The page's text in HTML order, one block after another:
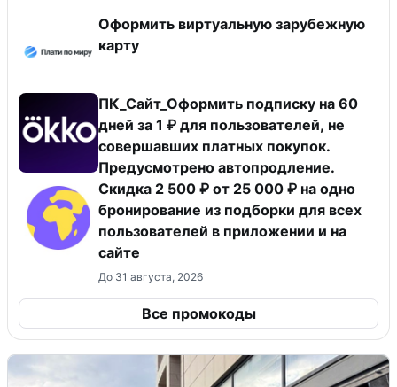
Оформить виртуальную зарубежную
карту
ПК_Сайт_Оформить подписку на 60
дней за 1 ₽ для пользователей, не
совершавших платных покупок.
Предусмотрено автопродление.
Скидка 2 500 ₽ от 25 000 ₽ на одно
бронирование из подборки для всех
пользователей в приложении и на
сайте
До 31 августа, 2026
Все промокоды